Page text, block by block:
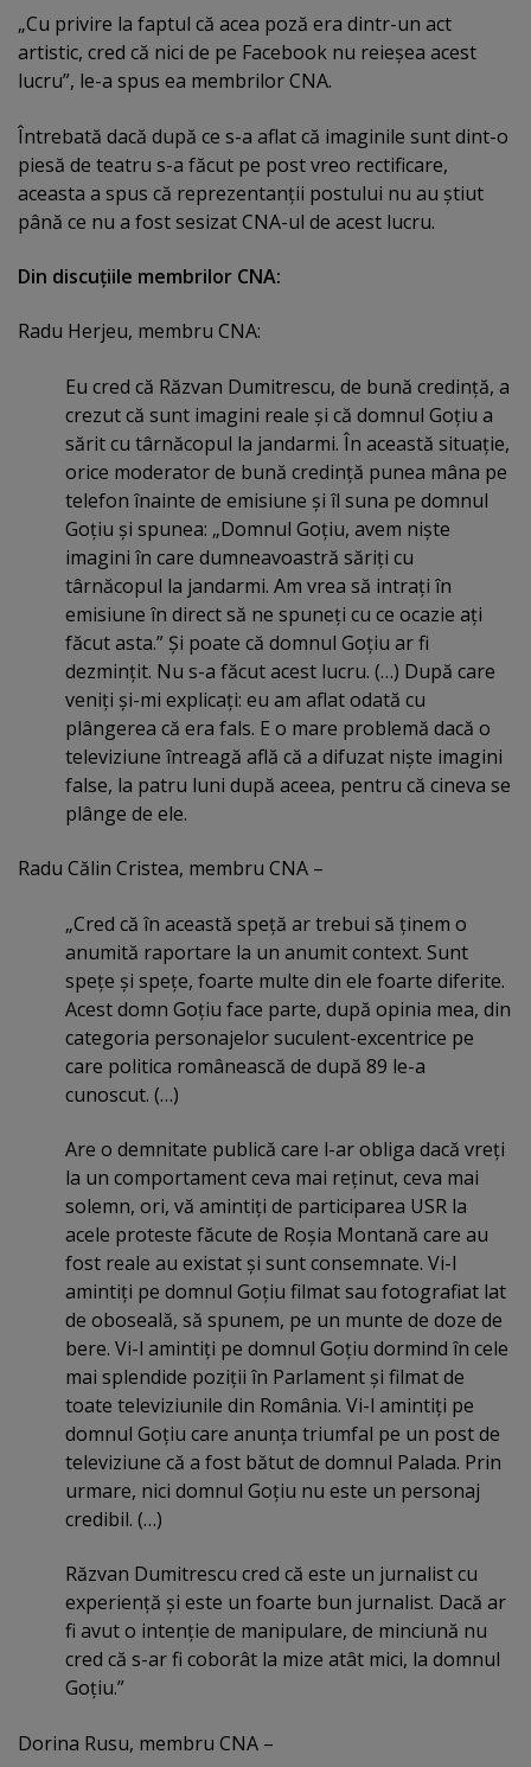
„Cu privire la faptul că acea poză era dintr-un act
artistic, cred că nici de pe Facebook nu reieşea acest
lucru”, le-a spus ea membrilor CNA.
Întrebată dacă după ce s-a aflat că imaginile sunt dint-o
piesă de teatru s-a făcut pe post vreo rectificare,
aceasta a spus că reprezentanţii postului nu au ştiut
până ce nu a fost sesizat CNA-ul de acest lucru.
Din discuţiile membrilor CNA:
Radu Herjeu, membru CNA:
Eu cred că Răzvan Dumitrescu, de bună credinţă, a
crezut că sunt imagini reale şi că domnul Goţiu a
sărit cu târnăcopul la jandarmi. În această situaţie,
orice moderator de bună credinţă punea mâna pe
telefon înainte de emisiune şi îl suna pe domnul
Goţiu şi spunea: „Domnul Goţiu, avem nişte
imagini în care dumneavoastră săriţi cu
târnăcopul la jandarmi. Am vrea să intraţi în
emisiune în direct să ne spuneţi cu ce ocazie aţi
făcut asta.” Şi poate că domnul Goţiu ar fi
dezminţit. Nu s-a făcut acest lucru. (…) După care
veniţi şi-mi explicaţi: eu am aflat odată cu
plângerea că era fals. E o mare problemă dacă o
televiziune întreagă află că a difuzat nişte imagini
false, la patru luni după aceea, pentru că cineva se
plânge de ele.
Radu Călin Cristea, membru CNA –
„Cred că în această speţă ar trebui să ţinem o
anumită raportare la un anumit context. Sunt
speţe şi speţe, foarte multe din ele foarte diferite.
Acest domn Goţiu face parte, după opinia mea, din
categoria personajelor suculent-excentrice pe
care politica românească de după 89 le-a
cunoscut. (…)
Are o demnitate publică care l-ar obliga dacă vreţi
la un comportament ceva mai reţinut, ceva mai
solemn, ori, vă amintiţi de participarea USR la
acele proteste făcute de Roşia Montană care au
fost reale au existat şi sunt consemnate. Vi-l
amintiţi pe domnul Goţiu filmat sau fotografiat lat
de oboseală, să spunem, pe un munte de doze de
bere. Vi-l amintiţi pe domnul Goţiu dormind în cele
mai splendide poziţii în Parlament şi filmat de
toate televiziunile din România. Vi-l amintiţi pe
domnul Goţiu care anunţa triumfal pe un post de
televiziune că a fost bătut de domnul Palada. Prin
urmare, nici domnul Goţiu nu este un personaj
credibil. (…)
Răzvan Dumitrescu cred că este un jurnalist cu
experienţă şi este un foarte bun jurnalist. Dacă ar
fi avut o intenţie de manipulare, de minciună nu
cred că s-ar fi coborât la mize atât mici, la domnul
Goţiu.”
Dorina Rusu, membru CNA –